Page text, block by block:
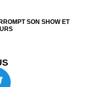
SON SHOW ET